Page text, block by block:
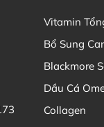
Vitamin
Bổ Sung
Blackmore
Dầu Cá
Collagen